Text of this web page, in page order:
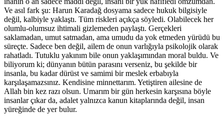
Ve asıl fark şu: Harun Karadağ dosyama sadece hukuk bilgisiyle
değil, kalbiyle yaklaştı. Tüm riskleri açıkça söyledi. Olabilecek her
olumlu-olumsuz ihtimali gizlemeden paylaştı. Gerçekleri
saklamadan, umut satmadan, ama umudu da yok etmeden yürüdü bu
süreçte. Sadece ben değil, ailem de onun varlığıyla psikolojik olarak
rahatladı. Tutuklu yakınım bile onun yaklaşımından moral buldu. Ve
biliyorum ki; dünyanın bütün parasını verseniz, bu şekilde bir
insanla, bu kadar dürüst ve samimi bir meslek erbabıyla
karşılaşamazsınız. Kendisine minnettarım. Yetiştiren ailesine de
Allah bin kez razı olsun. Umarım bir gün herkesin karşısına böyle
insanlar çıkar da, adalet yalnızca kanun kitaplarında değil, insan
yüreğinde de yer bulur.